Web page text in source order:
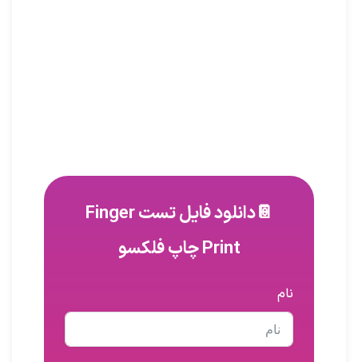
📔دانلود فایل تست Finger
Print چاپ فلکسو
نام